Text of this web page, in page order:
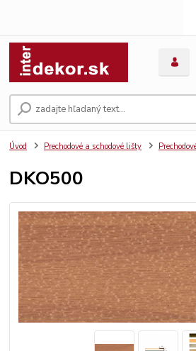
Úvod Prechodové a schodové lišty
DKO500